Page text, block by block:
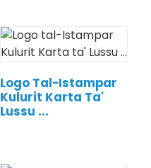
Logo Tal-Istampar
Kulurit Karta Ta'
Lussu ...